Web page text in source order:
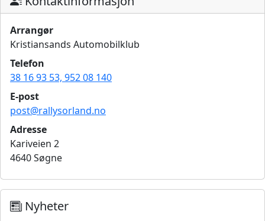
Arrangør
Kristiansands Automobilklub
Telefon
38 16 93 53, 952 08 140
E-post
post@rallysorland.no
Adresse
Kariveien 2
4640 Søgne
Nyheter